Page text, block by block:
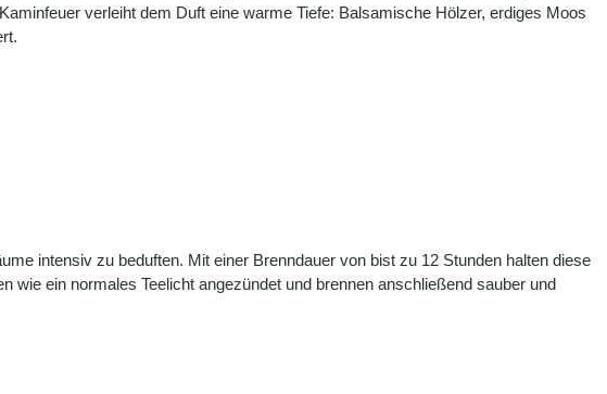
verleiht dem Duft eine warme Tiefe: Balsamische Hölzer, erdiges Moos
intensiv zu beduften. Mit einer Brenndauer von bist zu 12 Stunden halten diese
ein normales Teelicht angezündet und brennen anschließend sauber und